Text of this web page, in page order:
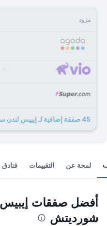
مزود
45 صفقة إضافية لـ إيبيس لندن سيتي - شورديتش
لمحة عن التقييمات
أفضل صفقات
شورديتش